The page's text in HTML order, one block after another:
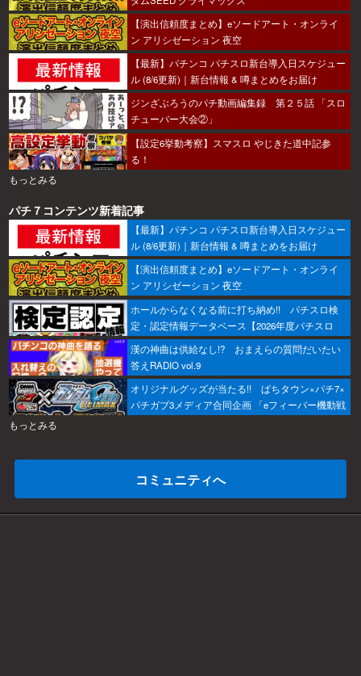
【演出信頼度まとめ】eソードアート・オンライ
ン アリシゼーション 夜空
【最新】パチンコ パチスロ新台導入日スケジュー
ル (8/6更新)｜新台情報 & 噂まとめをお届け
ジンざぶろうのパチ動画編集録 第２５話 「スロ
チューバー大会②」
【設定6挙動考察】スマスロ やじきた道中記参
る！
もっとみる
パチ７コンテンツ新着記事
【最新】パチンコ パチスロ新台導入日スケジュー
ル (8/6更新)｜新台情報 & 噂まとめをお届け
【演出信頼度まとめ】eソードアート・オンライ
ン アリシゼーション 夜空
ホールからなくなる前に打ち納め!! パチスロ検
定・認定情報データベース【2026年度パチスロ
版】
漢の神曲は供給なし!? おまえらの質問だいたい
答えRADIO vol.9
オリジナルグッズが当たる!! ぱちタウン×パチ7×
パチガブ3メディア合同企画 「eフィーバー機動戦
もっとみる
コミュニティへ